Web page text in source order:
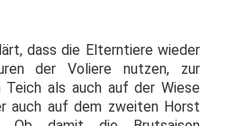
dass die Elterntiere wieder
der Voliere nutzen, zur
als auch auf der Wiese
auch auf dem zweiten Horst